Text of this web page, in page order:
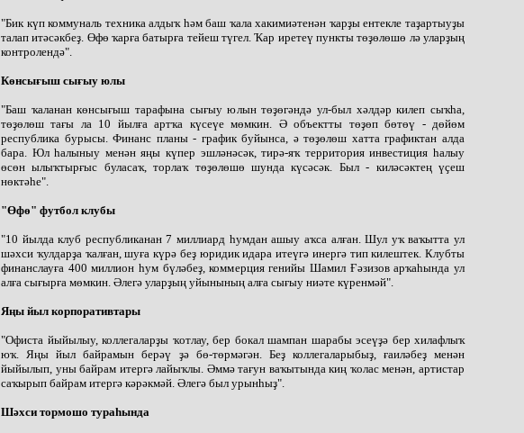
"Бик күп коммуналь техника алдыҡ һәм баш ҡала хакимиәтенән ҡарҙы ентекле таҙартыуҙы
талап итәсәкбеҙ. Өфө ҡарға батырға тейеш түгел. Ҡар иретеү пункты төҙөлөшө лә уларҙың
контролендә".
Көнсығыш сығыу юлы
"Баш ҡаланан көнсығыш тарафына сығыу юлын төҙөгәндә ул-был хәлдәр килеп сыҡһа,
төҙөлөш тағы ла 10 йылға артҡа күсеүе мөмкин. Ә объектты төҙөп бөтөү - дөйөм
республика бурысы. Финанс планы - график буйынса, ә төҙөлөш хатта графиктан алда
бара. Юл һалыныу менән яңы күпер эшләнәсәк, тирә-яҡ территория инвестиция һалыу
өсөн ылыҡтырғыс буласаҡ, торлаҡ төҙөлөшө шунда күсәсәк. Был - киләсәктең үҫеш
нөктәһе".
"Өфө" футбол клубы
"10 йылда клуб республиканан 7 миллиард һумдан ашыу аҡса алған. Шул уҡ ваҡытта ул
шәхси ҡулдарҙа ҡалған, шуға күрә беҙ юридик идара итеүгә инергә тип килештек. Клубты
финанслауға 400 миллион һум бүләбеҙ, коммерция генийы Шамил Ғәзизов арҡаһында ул
алға сығырға мөмкин. Әлегә уларҙың уйынының алға сығыу ниәте күренмәй".
Яңы йыл корпоративтары
"Офиста йыйылыу, коллегаларҙы ҡотлау, бер бокал шампан шарабы эсеүҙә бер хилафлыҡ
юҡ. Яңы йыл байрамын берәү ҙә бө-төрмәгән. Беҙ коллегаларыбыҙ, ғаиләбеҙ менән
йыйылып, уны байрам итергә лайыҡлы. Әммә тағун ваҡытында киң ҡолас менән, артистар
саҡырып байрам итергә кәрәкмәй. Әлегә был урынһыҙ".
Шәхси тормошо тураһында